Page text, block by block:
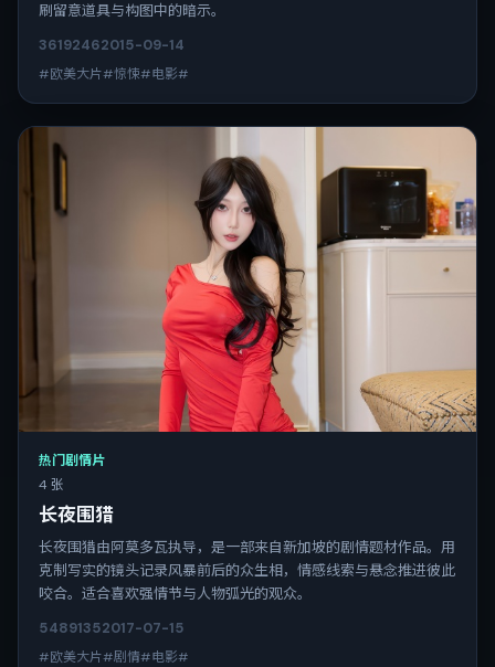
刷留意道具与构图中的暗示。
36192462015-09-14
#欧美大片#惊悚#电影#
热门剧情片
4 张
长夜围猎
长夜围猎由阿莫多瓦执导，是一部来自新加坡的剧情题材作品。用
克制写实的镜头记录风暴前后的众生相，情感线索与悬念推进彼此
咬合。适合喜欢强情节与人物弧光的观众。
54891352017-07-15
#欧美大片#剧情#电影#